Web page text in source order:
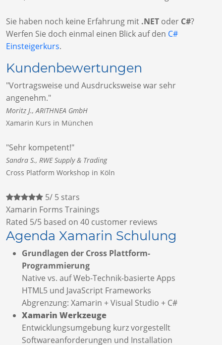
Sie haben noch keine Erfahrung mit .NET oder C#?
Werfen Sie doch einmal einen Blick auf den C#
Einsteigerkurs.
Kundenbewertungen
"Vortragsweise und Ausdrucksweise war sehr
angenehm."
Moritz J., ARITHNEA GmbH
Xamarin Kurs in München
"Sehr kompetent!"
Sandra S., RWE Supply & Trading
Cross Platform Workshop in Köln
5/ 5 stars
Xamarin Forms Trainings
Rated 5/5 based on 40 customer reviews
Agenda Xamarin Schulung
Grundlagen der Cross Plattform-
Programmierung
Native vs. auf Web-Technik-basierte Apps
HTML5 und JavaScript Frameworks
Abgrenzung: Xamarin + Visual Studio + C#
Xamarin Werkzeuge
Entwicklungsumgebung kurz vorgestellt
Softwareanforderungen und Installation